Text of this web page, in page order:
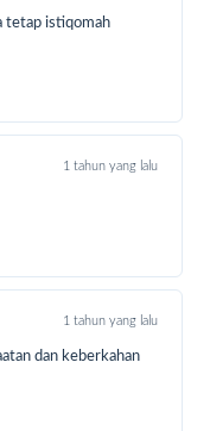
anak-anak
bahwa ilmu
meski raga
tetap istiqomah
1 tahun yang lalu
1 tahun yang lalu
dan keberkahan